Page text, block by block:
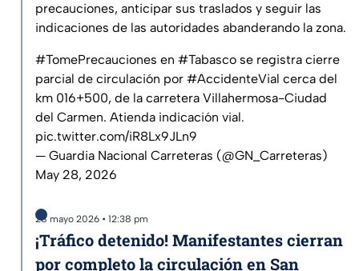
precauciones, anticipar sus traslados y seguir las
indicaciones de las autoridades abanderando la zona.
#TomePrecauciones en #Tabasco se registra cierre
parcial de circulación por #AccidenteVial cerca del
km 016+500, de la carretera Villahermosa-Ciudad
del Carmen. Atienda indicación vial.
pic.twitter.com/iR8Lx9JLn9
— Guardia Nacional Carreteras (@GN_Carreteras)
May 28, 2026
28 mayo 2026 • 12:38 pm
¡Tráfico detenido! Manifestantes cierran
por completo la circulación en San